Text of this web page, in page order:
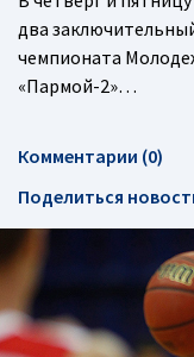
два
чемпионата
«Пармой-2»…
Комментарии (0)
Поделиться